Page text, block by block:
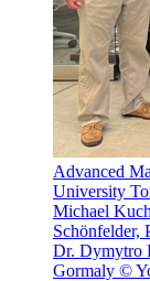
Advanced
University
Michael
Schönfelder,
Dr. Dymytro
Gormaly ©